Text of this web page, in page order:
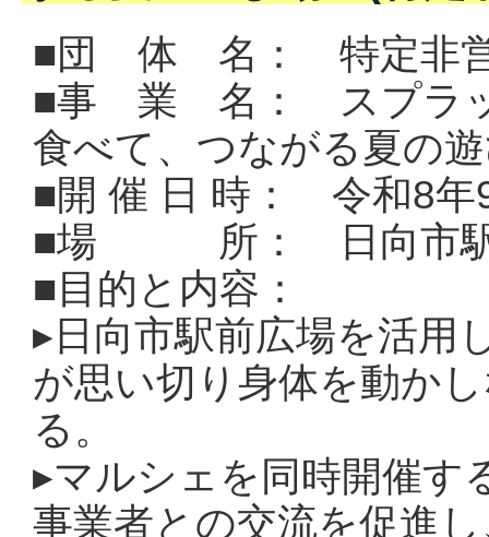
■団 体 名： 特定非営
■事 業 名： スプラッ
食べて、つながる夏の
■開 催 日 時： 令和8年
■場 所： 日向市駅
■目的と内容：
▸ 日向市駅前広場を活用
が思い切り身体を動か
る。
▸マルシェを同時開催す
事業者との交流を促進